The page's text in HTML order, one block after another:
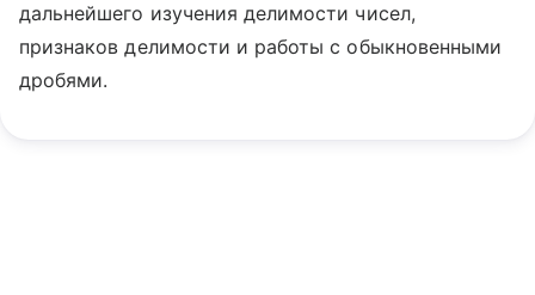
дальнейшего изучения делимости чисел,
признаков делимости и работы с обыкновенными
дробями.